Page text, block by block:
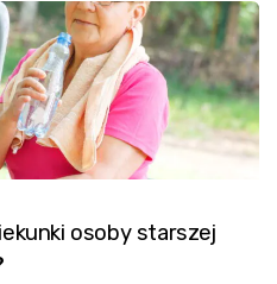
osoby starszej